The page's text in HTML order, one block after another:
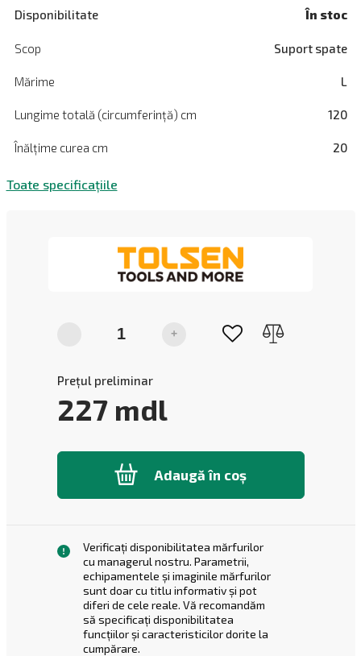
Disponibilitate În stoc
Scop Suport spate
Mărime L
Lungime totală (circumferință) cm 120
Înălțime curea cm 20
Toate specificațiile
+
Prețul preliminar
227 mdl
Adaugă în coș
Verificați disponibilitatea mărfurilor
cu managerul nostru. Parametrii,
echipamentele și imaginile mărfurilor
sunt doar cu titlu informativ și pot
diferi de cele reale. Vă recomandăm
să specificați disponibilitatea
funcțiilor și caracteristicilor dorite la
cumpărare.